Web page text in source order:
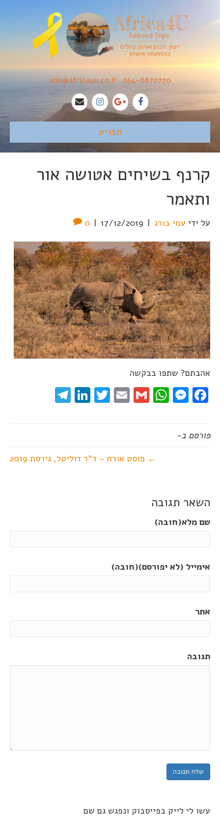
054-6870770
•
ami@africa4u.co.il
תפריט
קרנף בשיחים אטושה אור
ותאמר
על ידי עמי בורג |
17/12/2019
|
0
אהבתם? שתפו בבקשה
Facebook
Messenger
WhatsApp
Gmail
Email
Twitter
LinkedIn
פורסם ב-
← פוסט אורח – ד"ר דוליטל, גירסת 2019
השאר תגובה
שם מלא(חובה)
אימייל (לא יפורסם)(חובה)
אתר
תגובה
עשו לי לייק בפייסבוק ונפגש גם שם